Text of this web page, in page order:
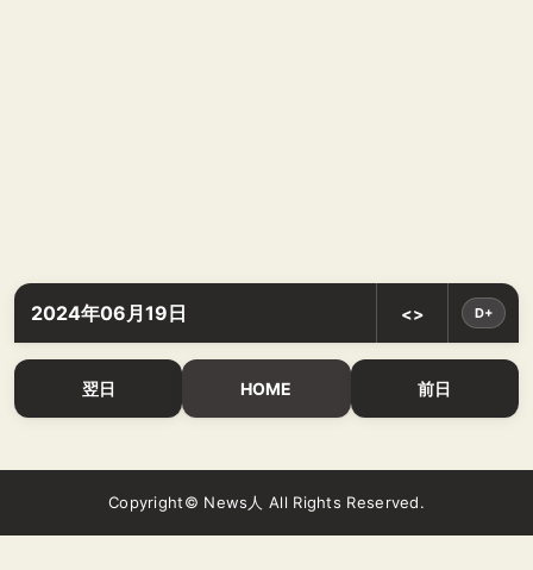
2024年06月19日 <> D+
翌日 HOME 前日
Copyright© News人 All Rights Reserved.